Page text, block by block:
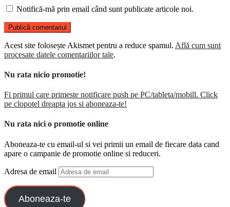
Notifică-mă prin email când sunt publicate articole noi.
Acest site folosește Akismet pentru a reduce spamul. Află cum sunt
procesate datele comentariilor tale.
Nu rata nicio promotie!
Fi primul care primeste notificare push pe PC/tableta/mobill. Click
pe clopotel dreapta jos si aboneaza-te!
Nu rata nici o promotie online
Aboneaza-te cu email-ul si vei primii un email de fiecare data cand
apare o campanie de promotie online si reduceri.
Adresa de email
Aboneaza-te